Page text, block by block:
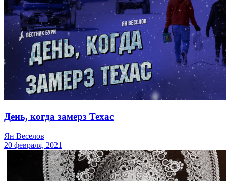
День, когда замерз Техас
Ян Веселов
20 февраля, 2021